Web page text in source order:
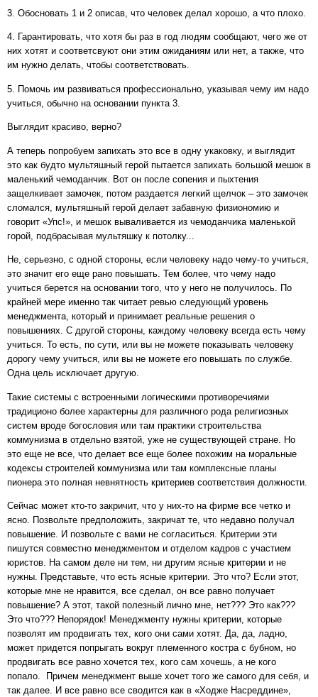
3. Обосновать 1 и 2 описав, что человек делал хорошо, а что плохо.
4. Гарантировать, что хотя бы раз в год людям сообщают, чего же от
них хотят и соответсвуют они этим ожиданиям или нет, а также, что
им нужно делать, чтобы соответствовать.
5. Помочь им развиваться профессионально, указывая чему им надо
учиться, обычно на основании пункта 3.
Выглядит красиво, верно?
А теперь попробуем запихать это все в одну укаковку, и выглядит
это как будто мультяшный герой пытается запихать большой мешок в
маленький чемоданчик. Вот он после сопения и пыхтения
защелкивает замочек, потом раздается легкий щелчок – это замочек
сломался, мультяшный герой делает забавную физиономию и
говорит «Упс!», и мешок вываливается из чемоданчика маленькой
горой, подбрасывая мультяшку к потолку...
Не, серьезно, с одной стороны, если человеку надо чему-то учиться,
это значит его еще рано повышать. Тем более, что чему надо
учиться берется на основании того, что у него не получилось. По
крайней мере именно так читает ревью следующий уровень
менеджмента, который и принимает реальные решения о
повышениях. С другой стороны, каждому человеку всегда есть чему
учиться. То есть, по сути, или вы не можете показывать человеку
дорогу чему учиться, или вы не можете его повышать по службе.
Одна цель исключает другую.
Такие системы с встроенными логическими противоречиями
традиционо более характерны для различного рода религиозных
систем вроде богословия или там практики строительства
коммунизма в отдельно взятой, уже не существующей стране. Но
это еще не все, что делает все еще более похожим на моральные
кодексы строителей коммунизма или там комплексные планы
пионера это полная невнятность критериев соответствия должности.
Сейчас может кто-то закричит, что у них-то на фирме все четко и
ясно. Позвольте предположить, закричат те, что недавно получал
повышение. И позвольте с вами не согласиться. Критерии эти
пишутся совместно менеджментом и отделом кадров с участием
юристов. На самом деле ни тем, ни другим ясные критерии и не
нужны. Представьте, что есть ясные критерии. Это что? Если этот,
которые мне не нравится, все сделал, он все равно получает
повышение? А этот, такой полезный лично мне, нет??? Это как???
Это что??? Непорядок! Менеджменту нужны критерии, которые
позволят им продвигать тех, кого они сами хотят. Да, да, ладно,
может придется попрыгать вокруг племенного костра с бубном, но
продвигать все равно хочется тех, кого сам хочешь, а не кого
попало. Причем менеджмент выше хочет того же самого для себя, и
так далее. И все равно все сводится как в «Ходже Насреддине»,